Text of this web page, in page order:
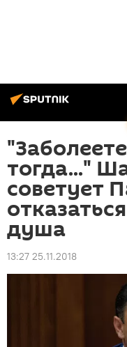
тогда..."
советует
душа
13:27 25.11.2018